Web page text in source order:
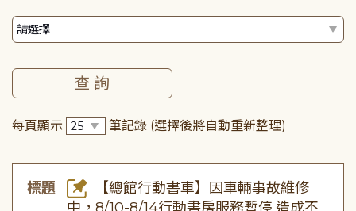
每頁顯示 筆記錄 (選擇後將自動重新整理)
標題
【總館行動書車】因車輛事故維修